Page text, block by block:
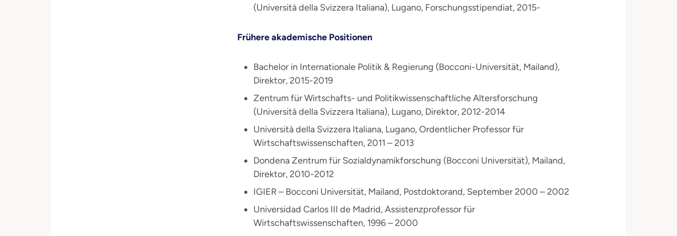
(Università della Svizzera Italiana), Lugano, Forschungsstipendiat, 2015-
Frühere akademische Positionen
Bachelor in Internationale Politik & Regierung (Bocconi-Universität, Mailand),
Direktor, 2015-2019
Zentrum für Wirtschafts- und Politikwissenschaftliche Altersforschung
(Università della Svizzera Italiana), Lugano, Direktor, 2012-2014
Università della Svizzera Italiana, Lugano, Ordentlicher Professor für
Wirtschaftswissenschaften, 2011 – 2013
Dondena Zentrum für Sozialdynamikforschung (Bocconi Universität), Mailand,
Direktor, 2010-2012
IGIER – Bocconi Universität, Mailand, Postdoktorand, September 2000 – 2002
Universidad Carlos III de Madrid, Assistenzprofessor für
Wirtschaftswissenschaften, 1996 – 2000